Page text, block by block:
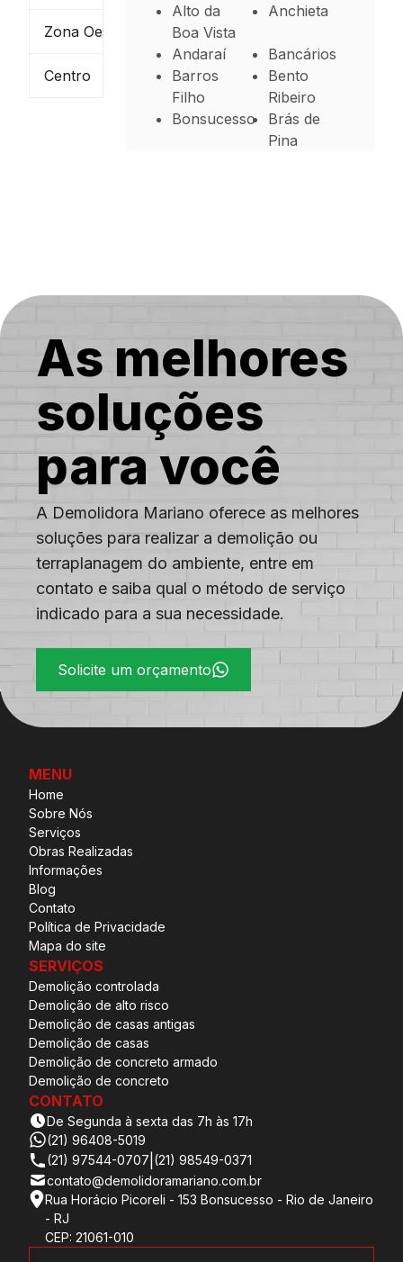
Zona Oeste
Centro
Alto da
Boa Vista
Anchieta
Andaraí
Bancários
Barros
Filho
Bento
Ribeiro
Bonsucesso
Brás de
Pina
Colégio
Complexo
Barros
As melhores
soluções
para você
A Demolidora Mariano oferece as melhores
soluções para realizar a demolição ou
terraplanagem do ambiente, entre em
contato e saiba qual o método de serviço
indicado para a sua necessidade.
Solicite um orçamento
MENU
Home
Sobre Nós
Serviços
Obras Realizadas
Informações
Blog
Contato
Política de Privacidade
Mapa do site
SERVIÇOS
Demolição controlada
Demolição de alto risco
Demolição de casas antigas
Demolição de casas
Demolição de concreto armado
Demolição de concreto
CONTATO
De Segunda à sexta das 7h às 17h
(21) 96408-5019
(21) 97544-0707 (21) 98549-0371
contato@demolidoramariano.com.br
Rua Horácio Picoreli - 153 Bonsucesso - Rio de Janeiro
- RJ
CEP: 21061-010